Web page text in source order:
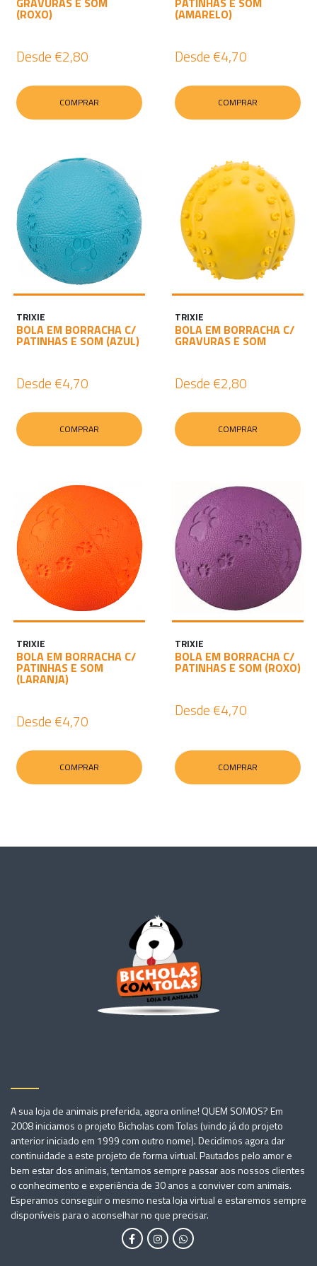
(ROXO)
Desde €2,80
COMPRAR
(AMARELO)
Desde €4,70
COMPRAR
TRIXIE
BOLA EM BORRACHA C/
PATINHAS E SOM (AZUL)
Desde €4,70
COMPRAR
TRIXIE
BOLA EM BORRACHA C/
GRAVURAS E SOM
Desde €2,80
COMPRAR
TRIXIE
BOLA EM BORRACHA C/
PATINHAS E SOM
(LARANJA)
Desde €4,70
COMPRAR
TRIXIE
BOLA EM BORRACHA C/
PATINHAS E SOM (ROXO)
Desde €4,70
COMPRAR
A sua loja de animais preferida, agora online! QUEM SOMOS? Em
2008 iniciamos o projeto Bicholas com Tolas (vindo já do projeto
anterior iniciado em 1999 com outro nome). Decidimos agora dar
continuidade a este projeto de forma virtual. Pautados pelo amor e
bem estar dos animais, tentamos sempre passar aos nossos clientes
o conhecimento e experiência de 30 anos a conviver com animais.
Esperamos conseguir o mesmo nesta loja virtual e estaremos sempre
disponíveis para o aconselhar no que precisar.